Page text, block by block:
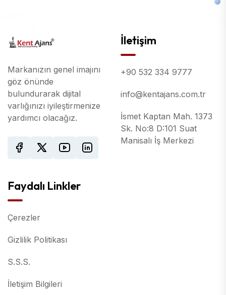
Markanızın genel imajını
göz önünde
bulundurarak dijital
varlığınızı iyileştirmenize
yardımcı olacağız.
İletişim
+90 532 334 9777
info@kentajans.com.tr
İsmet Kaptan Mah. 1373
Sk. No:8 D:101 Suat
Manisalı İş Merkezi
Faydalı Linkler
Çerezler
Gizlilik Politikası
S.S.S.
İletişim Bilgileri